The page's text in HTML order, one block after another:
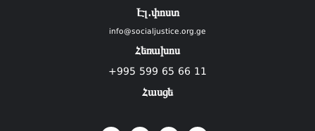
Էլ.փոստ
info@socialjustice.org.ge
Հեռախոս
+995 599 65 66 11
Հասցե